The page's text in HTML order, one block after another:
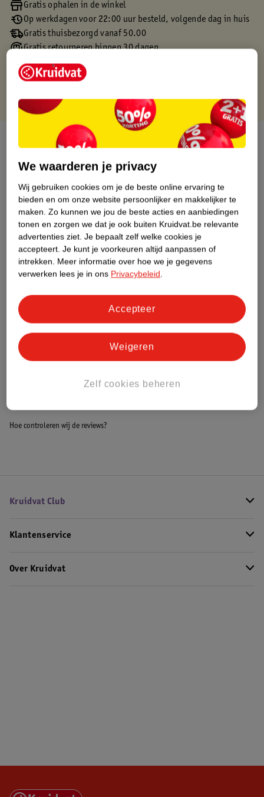
Gratis ophalen in de winkel
Op werkdagen voor 22:00 uur besteld, volgende dag in huis
Gratis thuisbezorgd vanaf 50.00
Gratis retourneren binnen 30 dagen
Gratis punten met je Kruidvat kaart
Over dit product
Productinformatie
Etiketinformatie
Nature Impact Score
Dit product heeft (nog) geen Nature
Impact Score.
Meer informatie
Bestel & Bezorginformatie
Hoe controleren wij de reviews?
Kruidvat Club
Klantenservice
Over Kruidvat
We waarderen je privacy
Wij gebruiken cookies om je de beste online ervaring te
bieden en om onze website persoonlijker en makkelijker te
maken. Zo kunnen we jou de beste acties en aanbiedingen
tonen en zorgen we dat je ook buiten Kruidvat.be relevante
advertenties ziet. Je bepaalt zelf welke cookies je
accepteert. Je kunt je voorkeuren altijd aanpassen of
intrekken. Meer informatie over hoe we je gegevens
verwerken lees je in ons Privacybeleid.
Zelf cookies beheren
Weigeren
Accepteer